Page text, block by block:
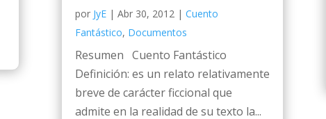
por JyE| Abr 30, 2012 | Cuento
Fantástico, Documentos
Resumen Cuento Fantástico
Definición: es un relato relativamente
breve de carácter ficcional que
admite en la realidad de su texto la...